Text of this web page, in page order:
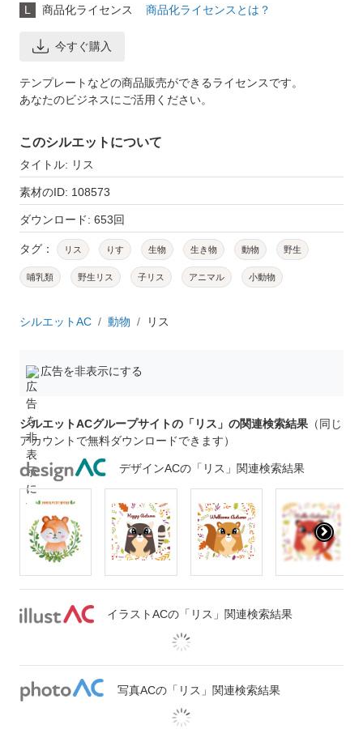
L 商品化ライセンス 商品化ライセンスとは？
今すぐ購入
テンプレートなどの商品販売ができるライセンスです。
あなたのビジネスにご活用ください。
このシルエットについて
タイトル: リス
素材のID: 108573
ダウンロード: 653回
タグ： リス りす 生物 生き物 動物 野生
哺乳類 野生リス 子リス アニマル 小動物
シルエットAC 動物 リス
広告を非表示にする
シルエットACグループサイトの「リス」の関連検索結果 （同じ
アカウントで無料ダウンロードできます）
デザインACの「リス」関連検索結果
イラストACの「リス」関連検索結果
写真ACの「リス」関連検索結果